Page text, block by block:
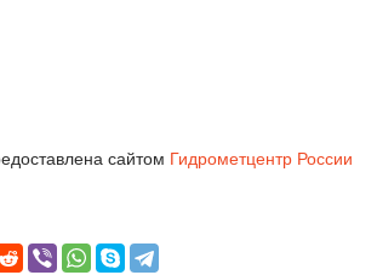
сайтом Гидрометцентр России